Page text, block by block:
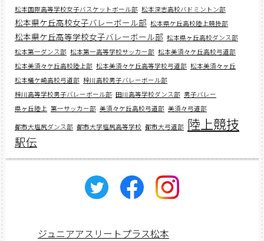
松本国際高等学校女子バスケットボール部 松本深志高校バドミントン部
松本県ケ丘高校女子バレーボール部 松本県ケ丘高校陸上競技部
松本県ケ丘高等学校女子バレーボール部 松本県ヶ丘高校ダンス部
松本第一ダンス部 松本第一高等学校サッカー部 松本美須々ケ丘高校弓道部
松本美須々ケ丘高校陸上部 松本美須々ケ丘高等学校弓道部 松本美須々ヶ丘
松本蟻ケ崎高校弓道部 梓川高校男子バレーボール部
梓川高等学校男子バレーボール部 田川高等学校ダンス部 男子バレー
県ヶ丘陸上 第一サッカー部 美須々ケ丘高校弓道部 美須々弓道部
都市大塩尻ダンス部 都市大学塩尻高等学校 都市大弓道部 陸上競技
駅伝
ジュニアアスリートプラス松本